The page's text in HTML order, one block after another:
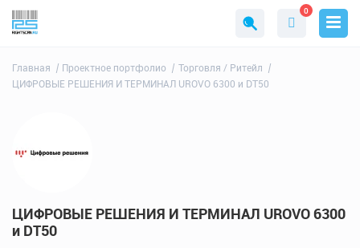
0
Главная Проектное портфолио
Торговля / Ритейл
ЦИФРОВЫЕ РЕШЕНИЯ И ТЕРМИНАЛ UROVO 6300 и DT50
ЦИФРОВЫЕ РЕШЕНИЯ И ТЕРМИНАЛ UROVO 6300
и DT50